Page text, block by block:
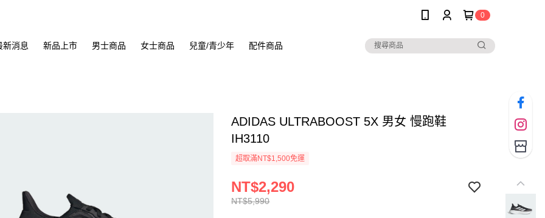
0
新消息 新品上市 男士商品 女士商品 兒童/青少年 配件商品
ADIDAS ULTRABOOST 5X 男女 慢跑鞋
IH3110
超取滿NT$1,500免運
NT$5,990
NT$2,290